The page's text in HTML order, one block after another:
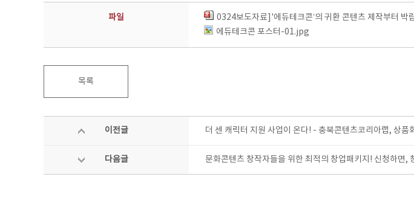
파일
0324보도자료]'에듀테크콘’의 귀환 콘텐츠 제작부터
에듀테크콘 포스터-01.jpg
목록
이전글 더 센 캐릭터 지원 사업이 온다! - 충북콘텐츠코리아랩, 상품
다음글 문화콘텐츠 창작자들을 위한 최적의 창업패키지! 신청하면,